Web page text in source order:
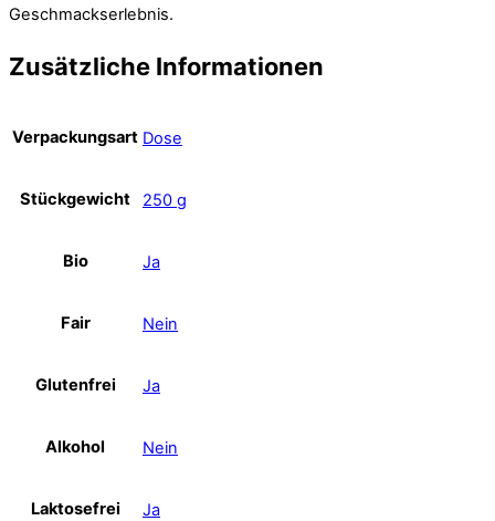
Geschmackserlebnis.
Zusätzliche Informationen
Verpackungsart Dose
Stückgewicht 250 g
Bio Ja
Fair Nein
Glutenfrei Ja
Alkohol Nein
Laktosefrei Ja